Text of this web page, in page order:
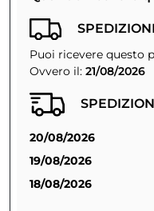
Puoi ricevere questo
Ovvero il: 21/08/2026
20/08/2026
19/08/2026
18/08/2026